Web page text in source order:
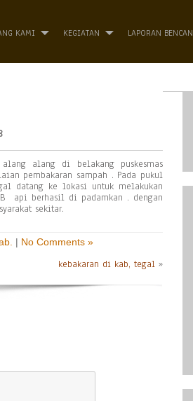
KAMI KEGIATAN LAPORAN
alang di belakang puskesmas
pembakaran sampah . Pada pukul
datang ke lokasi untuk melakukan
api berhasil di padamkan . dengan
sekitar.
| No Comments »
kebakaran di kab, tegal »